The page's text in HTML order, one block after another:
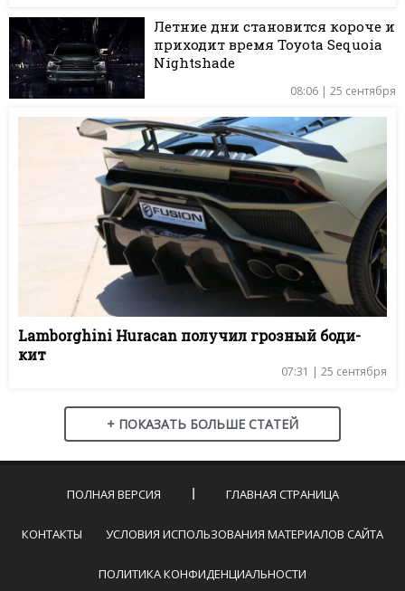
Летние дни становится короче и
приходит время Toyota Sequoia
Nightshade
08:06 | 25 сентября
Lamborghini Huracan получил грозный боди-
кит
07:31 | 25 сентября
+ ПОКАЗАТЬ БОЛЬШЕ СТАТЕЙ
ПОЛНАЯ ВЕРСИЯ ГЛАВНАЯ СТРАНИЦА
КОНТАКТЫ УСЛОВИЯ ИСПОЛЬЗОВАНИЯ МАТЕРИАЛОВ САЙТА
ПОЛИТИКА КОНФИДЕНЦИАЛЬНОСТИ